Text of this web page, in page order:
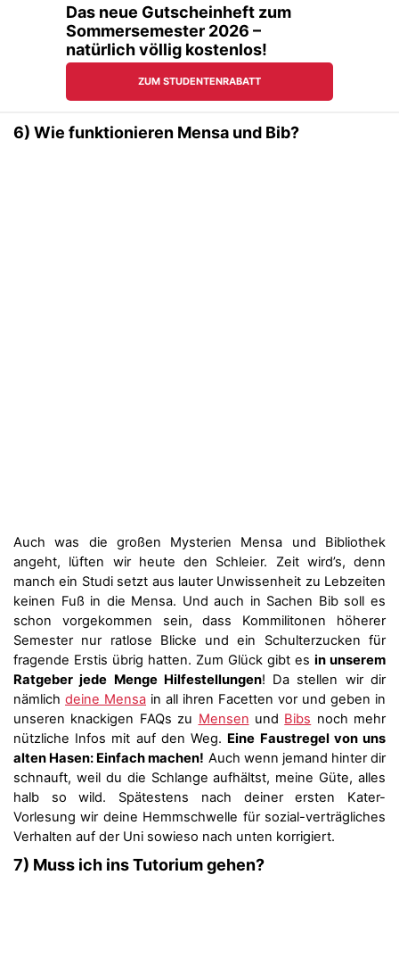
6) Wie funktionieren Mensa und Bib?
Auch was die großen Mysterien Mensa und Bibliothek
angeht, lüften wir heute den Schleier. Zeit wird’s, denn
manch ein Studi setzt aus lauter Unwissenheit zu Lebzeiten
keinen Fuß in die Mensa. Und auch in Sachen Bib soll es
schon vorgekommen sein, dass Kommilitonen höherer
Semester nur ratlose Blicke und ein Schulterzucken für
fragende Erstis übrig hatten. Zum Glück gibt es in unserem
Ratgeber jede Menge Hilfestellungen! Da stellen wir dir
nämlich deine Mensa in all ihren Facetten vor und geben in
unseren knackigen FAQs zu Mensen und Bibs noch mehr
nützliche Infos mit auf den Weg. Eine Faustregel von uns
alten Hasen: Einfach machen! Auch wenn jemand hinter dir
schnauft, weil du die Schlange aufhältst, meine Güte, alles
halb so wild. Spätestens nach deiner ersten Kater-
Vorlesung wir deine Hemmschwelle für sozial-verträgliches
Verhalten auf der Uni sowieso nach unten korrigiert.
7) Muss ich ins Tutorium gehen?